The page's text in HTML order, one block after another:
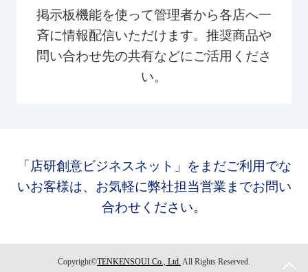
掲示板機能を使って管理者から各店へ一
斉に情報配信いただけます。推奨商品や
問い合わせ先の共有などにご活用くださ
い。
「店研創意ビジネスネット」をまだご利用でな
いお客様は、お気軽に弊社担当営業までお問い
合わせください。
Copyright©TENKENSOUI Co., Ltd. All Rights Reserved.